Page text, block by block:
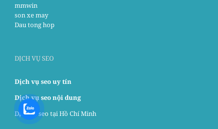
mmwin
son xe may
Dau tong hop
DỊCH VỤ SEO
Dịch vụ seo uy tín
Dịch vụ seo nội dung
Dịch vụ seo tại Hồ Chí Minh